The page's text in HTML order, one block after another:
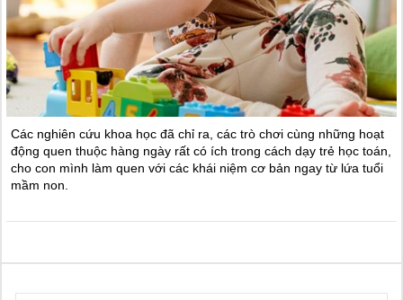
Các nghiên cứu khoa học đã chỉ ra, các trò chơi cùng những hoạt
động quen thuộc hàng ngày rất có ích trong cách dạy trẻ học toán,
cho con mình làm quen với các khái niệm cơ bản ngay từ lứa tuổi
mầm non.